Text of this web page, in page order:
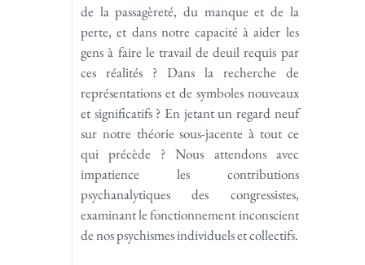
de la passagèreté, du manque et de la
perte, et dans notre capacité à aider les
gens à faire le travail de deuil requis par
ces réalités ? Dans la recherche de
représentations et de symboles nouveaux
et significatifs ? En jetant un regard neuf
sur notre théorie sous-jacente à tout ce
qui précède ? Nous attendons avec
impatience les contributions
psychanalytiques des congressistes,
examinant le fonctionnement inconscient
de nos psychismes individuels et collectifs.